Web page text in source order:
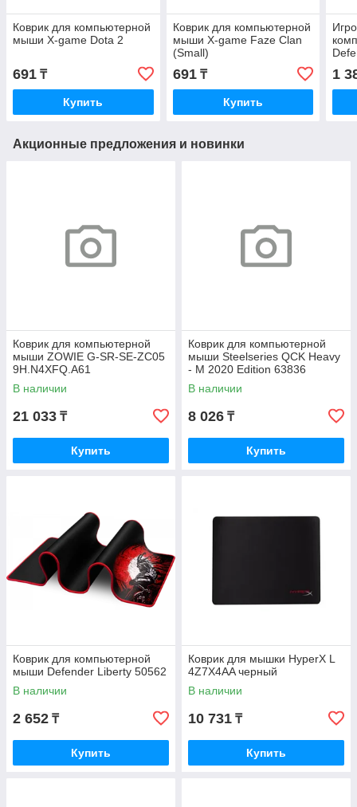
Коврик для компьютерной
мыши X-game Dota 2
691 ₸
Купить
Коврик для компьютерной
мыши X-game Faze Clan
(Small)
691₸
Купить
1
Акционные предложения и новинки
Коврик для компьютерной
мыши ZOWIE G-SR-SE-ZC05
9H.N4XFQ.A61
В наличии
21 033 ₸
Купить
Коврик для компьютерной
мыши Steelseries QCK Heavy
- M 2020 Edition 63836
В наличии
8 026 ₸
Купить
Коврик для компьютерной
мыши Defender Liberty 50562
В наличии
2 652 ₸
Купить
Коврик для мышки HyperX L
4Z7X4AA черный
В наличии
10 731 ₸
Купить